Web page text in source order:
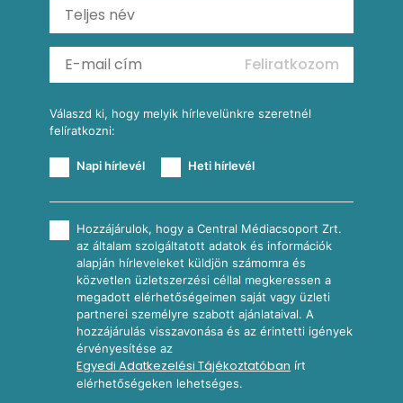
Ratatouille
Almás-kéksajtos kukoricasaláta
Köretek
Reggeli receptek
Feliratkozom
Válaszd ki, hogy melyik hírlevelünkre szeretnél
felíratkozni:
Napi hírlevél Heti hírlevél
Hozzájárulok, hogy a Central Médiacsoport Zrt.
az általam szolgáltatott adatok és információk
alapján hírleveleket küldjön számomra és
közvetlen üzletszerzési céllal megkeressen a
megadott elérhetőségeimen saját vagy üzleti
partnerei személyre szabott ajánlataival. A
hozzájárulás visszavonása és az érintetti igények
érvényesítése az
Egyedi Adatkezelési Tájékoztatóban írt
elérhetőségeken lehetséges.